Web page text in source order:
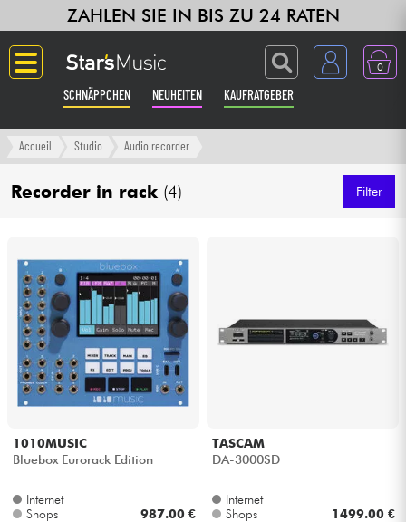
ZAHLEN SIE IN BIS ZU 24 RATEN
0
SCHNÄPPCHEN NEUHEITEN KAUFRATGEBER
Langue
Gitarre & Bass
Klaviere & Piano
Synths & samplers
Studio
Accueil Studio Audio recorder
Recorder in rack (4) Filter
1010MUSIC
Bluebox Eurorack Edition
Internet
Shops
987.00 €
TASCAM
DA-3000SD
Internet
Shops
1499.00 €